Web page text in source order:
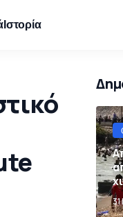
Ιστορία
31